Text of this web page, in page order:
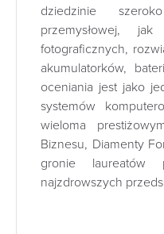
dziedzinie
przemysłowej,
fotograficznych,
akumulatorków,
oceniania jest jako
systemów
wieloma
Biznesu, Diamenty
gronie laureatów
najzdrowszych